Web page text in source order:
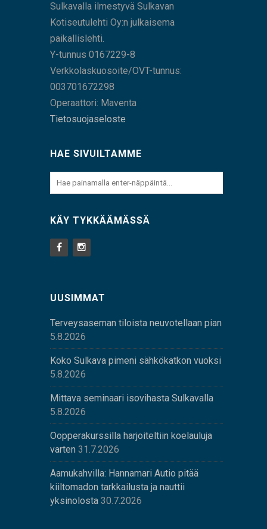
Sulkavalla ilmestyvä Sulkavan
Kotiseutulehti Oy:n julkaisema
paikallislehti.
Y-tunnus 0167229-8
Verkkolaskuosoite/OVT-tunnus:
003701672298
Operaattori: Maventa
Tietosuojaseloste
HAE SIVUILTAMME
KÄY TYKKÄÄMÄSSÄ
UUSIMMAT
Terveysaseman tiloista neuvotellaan pian
5.8.2026
Koko Sulkava pimeni sähkökatkon vuoksi
5.8.2026
Mittava seminaari isovihasta Sulkavalla
5.8.2026
Oopperakurssilla harjoiteltiin koelauluja
varten 31.7.2026
Aamukahvilla: Hannamari Autio pitää
kiiltomadon tarkkailusta ja nauttii
yksinolosta 30.7.2026